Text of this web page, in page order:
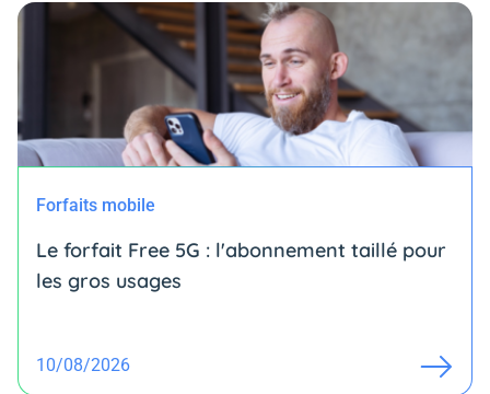
Forfaits mobile
Le forfait Free 5G : l'abonnement taillé pour
les gros usages
10/08/2026